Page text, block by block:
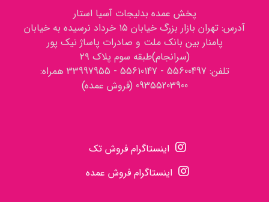
پخش عمده بدلیجات آسیا استار
آدرس: تهران بازار بزرگ خیابان ۱۵ خرداد نرسیده به خیابان
پامنار بین بانک ملت و صادرات پاساژ نیک پور
(سرانجام)طبقه سوم پلاک ۲۹
تلفن: 55600497 - 55610147 - 33997955 همراه:
09355203900 (فروش عمده)
اینستاگرام فروش تک
اینستاگرام فروش عمده